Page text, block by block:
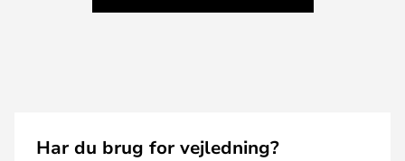
Har du brug for vejledning?